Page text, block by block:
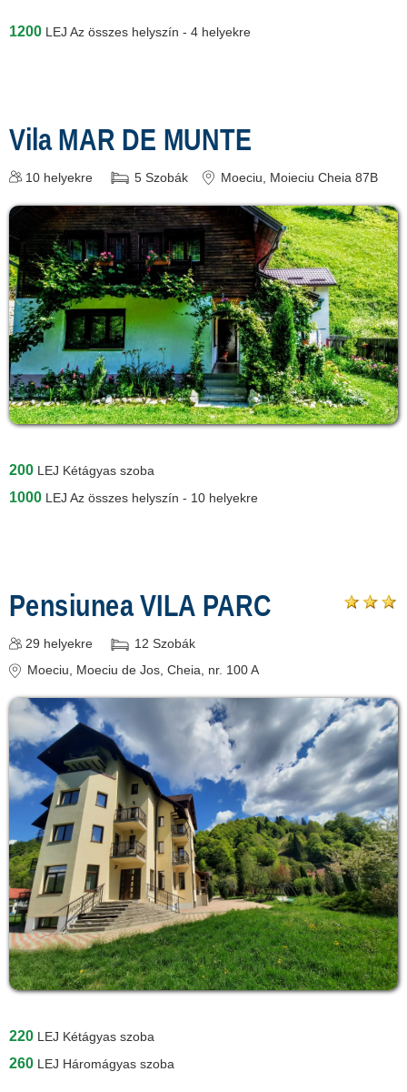
1200 LEJ Az összes helyszín - 4 helyekre
Vila MAR DE MUNTE
10 helyekre 5 Szobák Moeciu , Moieciu Cheia 87B
200 LEJ Kétágyas szoba
1000 LEJ Az összes helyszín - 10 helyekre
Pensiunea VILA PARC
29 helyekre 12 Szobák
Moeciu, Moeciu de Jos, Cheia, nr. 100 A
220 LEJ Kétágyas szoba
260 LEJ Háromágyas szoba